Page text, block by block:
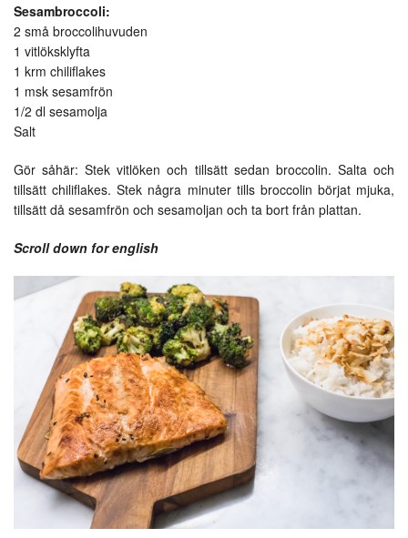
Sesambroccoli:
2 små broccolihuvuden
1 vitlöksklyfta
1 krm chiliflakes
1 msk sesamfrön
1/2 dl sesamolja
Salt
Gör såhär: Stek vitlöken och tillsätt sedan broccolin. Salta och
tillsätt chiliflakes. Stek några minuter tills broccolin börjat mjuka,
tillsätt då sesamfrön och sesamoljan och ta bort från plattan.
Scroll down for english